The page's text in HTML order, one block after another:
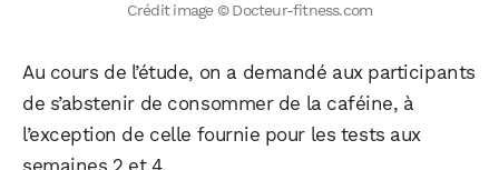
Crédit image © Docteur-fitness.com
Au cours de l’étude, on a demandé aux participants
de s’abstenir de consommer de la caféine, à
l’exception de celle fournie pour les tests aux